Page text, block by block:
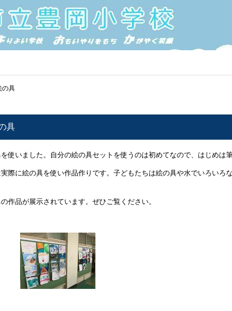
の具
具
使いました。自分の絵の具セットを使うのは初めてなので、はじめは
際に絵の具を使い作品作りです。子どもたちは絵の具や水でいろいろ
作品が展示されています。ぜひご覧ください。